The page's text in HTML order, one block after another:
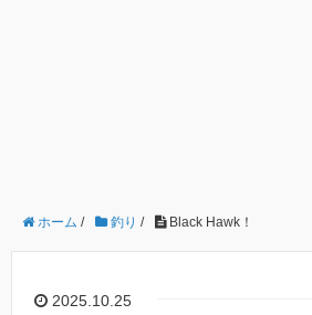
ホーム / 釣り / Black Hawk！
2025.10.25